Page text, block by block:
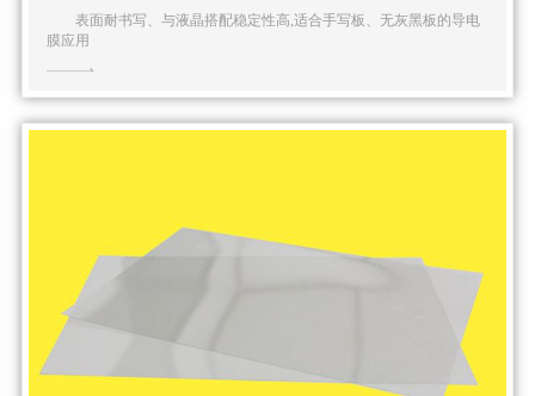
表面耐书写、与液晶搭配稳定性高,适合手写板、无灰黑板的导电
膜应用